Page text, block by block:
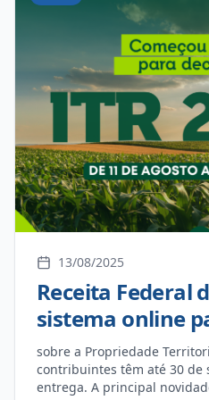
política de fomento à
diretrizes para a análise
projetos culturais em todas
federal, estadual, distrital
fundamental para o
possibilitando que os
município apresentassem
contribuíssem para a
alinhadas às necessidades
com a diretora de cultura,
participação da
para garantir que os
aplicados de forma
13/08/2025
Receita Federal
sistema online
DITR 2025
sobre a Propriedade
contribuintes têm até 30 de
entrega. A principal